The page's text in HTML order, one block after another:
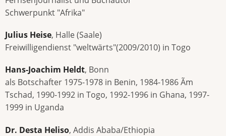
Schwerpunkt "Afrika"
Julius Heise, Halle (Saale)
Freiwilligendienst "weltwärts"(2009/2010) in Togo
Hans-Joachim Heldt, Bonn
als Botschafter 1975-1978 in Benin, 1984-1986 Ã­m
Tschad, 1990-1992 in Togo, 1992-1996 in Ghana, 1997-
1999 in Uganda
Dr. Desta Heliso, Addis Ababa/Ethiopia